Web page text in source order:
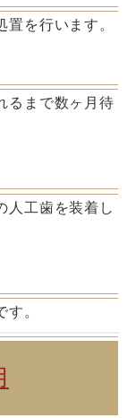
を行います。
るまで数ヶ月待
工歯を装着し
。